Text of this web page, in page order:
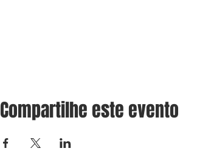
Compartilhe este evento